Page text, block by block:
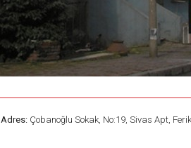
Adres:Çobanoğlu Sokak, No:19, Sivas Apt,